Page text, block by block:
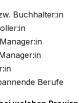
Buchhalter:in
Berufe